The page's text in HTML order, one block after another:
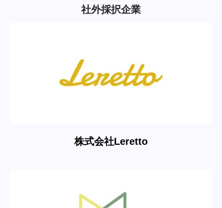
社外採択企業
株式会社Leretto